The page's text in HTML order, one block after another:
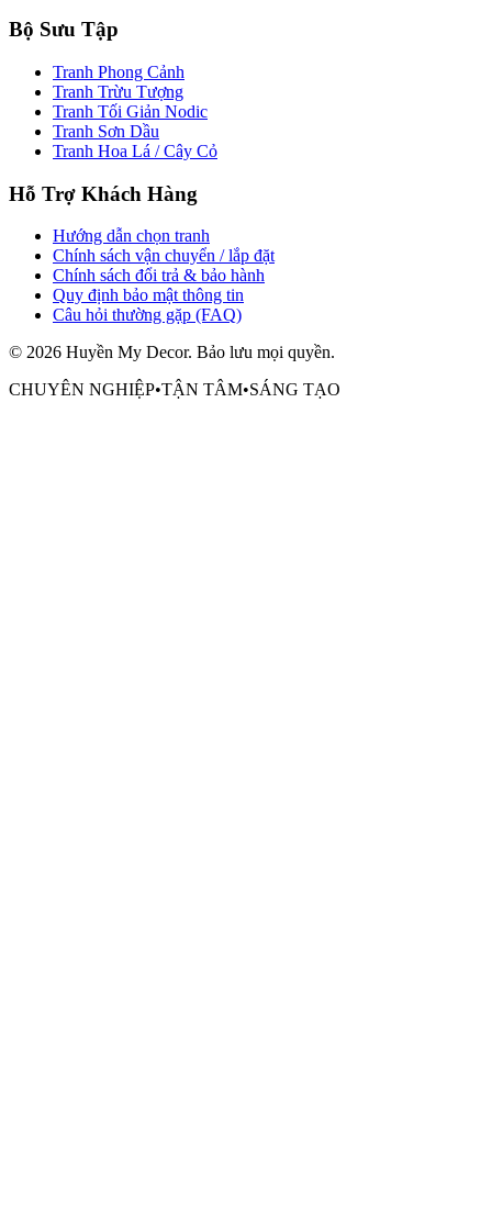
Bộ Sưu Tập
Tranh Phong Cảnh
Tranh Trừu Tượng
Tranh Tối Giản Nodic
Tranh Sơn Dầu
Tranh Hoa Lá / Cây Cỏ
Hỗ Trợ Khách Hàng
Hướng dẫn chọn tranh
Chính sách vận chuyển / lắp đặt
Chính sách đổi trả & bảo hành
Quy định bảo mật thông tin
Câu hỏi thường gặp (FAQ)
© 2026 Huyền My Decor. Bảo lưu mọi quyền.
CHUYÊN NGHIỆP•TẬN TÂM•SÁNG TẠO